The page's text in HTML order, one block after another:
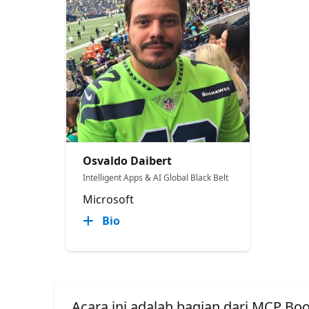
Osvaldo Daibert
Intelligent Apps & AI Global Black Belt
Microsoft
Bio